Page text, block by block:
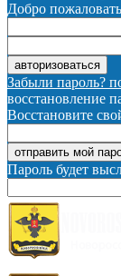
Добро
Забыли пароль?
восстановление
Восстановите
Пароль будет